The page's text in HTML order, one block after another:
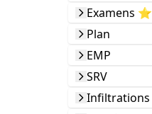
Examens ⭐️
Plan
EMP
SRV
Infiltrations